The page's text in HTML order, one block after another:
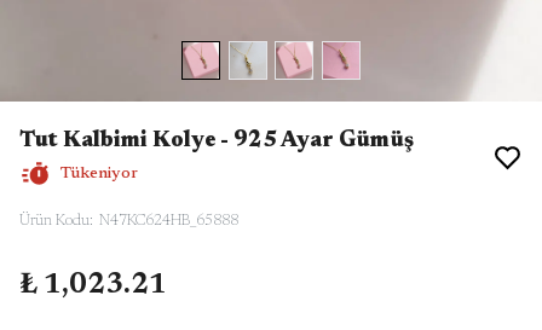
Tut Kalbimi Kolye - 925 Ayar Gümüş
Tükeniyor
Ürün Kodu: N47KC624HB_65888
₺ 1,023.21